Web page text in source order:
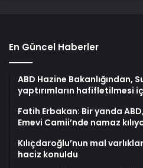
En Güncel Haberler
ABD Hazine Bakanlığından,
yaptırımların hafifletilmesi
Fatih Erbakan: Bir yanda
Emevi Camii’nde namaz
Kılıçdaroğlu’nun mal
haciz konuldu